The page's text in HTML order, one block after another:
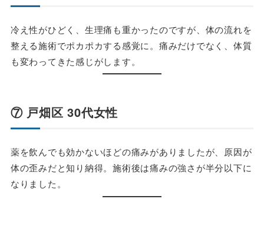
冷え性がひどく、生理痛も重かったのですが、体の流れを
整える施術でポカポカする感覚に。痛みだけでなく、体質
も変わってきた感じがします。
⑦ 戸畑区 30代女性
薬を飲んでも効かないほどの痛みがありましたが、原因が
体の歪みだと知り納得。施術後は痛みの強さが半分以下に
なりました。